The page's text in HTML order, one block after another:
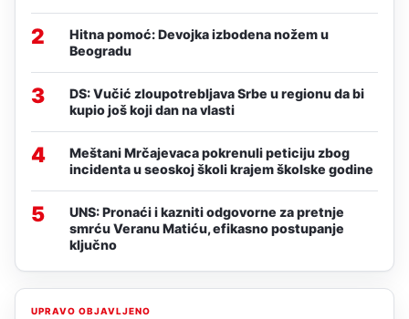
2
Hitna pomoć: Devojka izbodena nožem u
Beogradu
3
DS: Vučić zloupotrebljava Srbe u regionu da bi
kupio još koji dan na vlasti
4
Meštani Mrčajevaca pokrenuli peticiju zbog
incidenta u seoskoj školi krajem školske godine
5
UNS: Pronaći i kazniti odgovorne za pretnje
smrću Veranu Matiću, efikasno postupanje
ključno
UPRAVO OBJAVLJENO